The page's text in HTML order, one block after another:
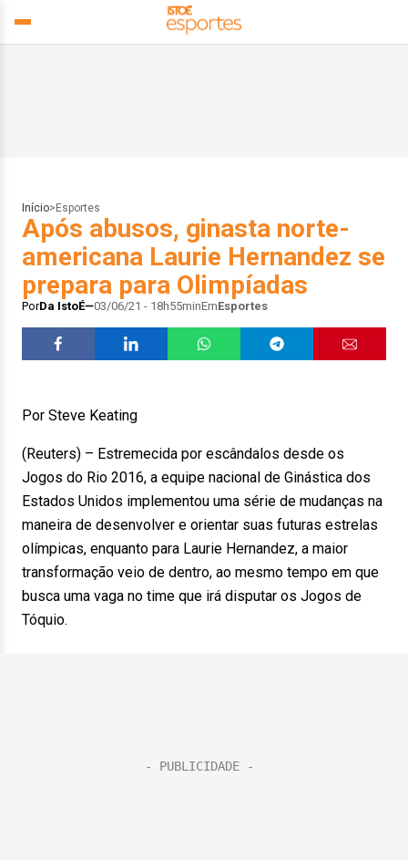
Início> Esportes
Após abusos, ginasta norte-
americana Laurie Hernandez se
prepara para Olimpíadas
PorDa IstoÉ 03/06/21 - 18h55minEmEsportes
Por Steve Keating
(Reuters) – Estremecida por escândalos desde os
Jogos do Rio 2016, a equipe nacional de Ginástica dos
Estados Unidos implementou uma série de mudanças na
maneira de desenvolver e orientar suas futuras estrelas
olímpicas, enquanto para Laurie Hernandez, a maior
transformação veio de dentro, ao mesmo tempo em que
busca uma vaga no time que irá disputar os Jogos de
Tóquio.